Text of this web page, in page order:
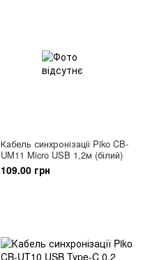
Кабель синхронізації Piko CB-
UM11 Micro USB 1,2м (білий)
109.00 грн